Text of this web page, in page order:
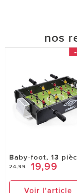
nos
Baby-foot, 13
24,99 19,99
Voir l’article